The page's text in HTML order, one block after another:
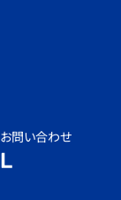
お問い合わせ